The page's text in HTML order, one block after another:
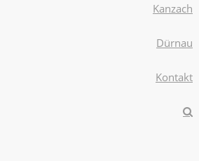
Kanzach
Dürnau
Kontakt